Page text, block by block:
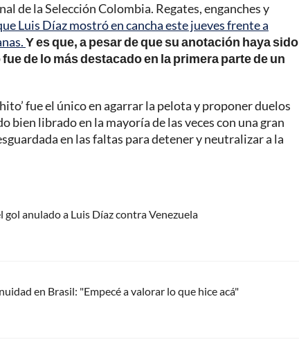
de la Selección Colombia. Regates, enganches y
Luis Díaz mostró en cancha este jueves frente a
Y es que, a pesar de que su anotación haya sido
de lo más destacado en la primera parte de un
fue el único en agarrar la pelota y proponer duelos
bien librado en la mayoría de las veces con una gran
en las faltas para detener y neutralizar a la
gol anulado a Luis Díaz contra Venezuela
en Brasil: "Empecé a valorar lo que hice acá"